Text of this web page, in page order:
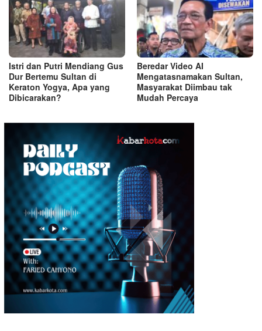
Istri dan Putri Mendiang Gus
Dur Bertemu Sultan di
Keraton Yogya, Apa yang
Dibicarakan?
Beredar Video AI
Mengatasnamakan Sultan,
Masyarakat Diimbau tak
Mudah Percaya